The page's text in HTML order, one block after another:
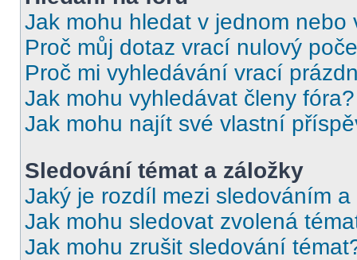
Jak mohu hledat v jednom nebo
Proč můj dotaz vrací nulový
Proč mi vyhledávání vrací
Jak mohu vyhledávat členy fóra?
Jak mohu najít své vlastní
Sledování témat a záložky
Jaký je rozdíl mezi sledováním a
Jak mohu sledovat zvolená
Jak mohu zrušit sledování